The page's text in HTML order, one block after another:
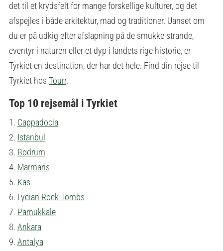
det til et krydsfelt for mange forskellige kulturer, og det
afspejles i både arkitektur, mad og traditioner. Uanset om
du er på udkig efter afslapning på de smukke strande,
eventyr i naturen eller et dyp i landets rige historie, er
Tyrkiet en destination, der har det hele. Find din rejse til
Tyrkiet hos Tourr.
Top 10 rejsemål i Tyrkiet
1. Cappadocia
2. Istanbul
3. Bodrum
4. Marmaris
5. Kas
6. Lycian Rock Tombs
7. Pamukkale
8. Ankara
9. Antalya